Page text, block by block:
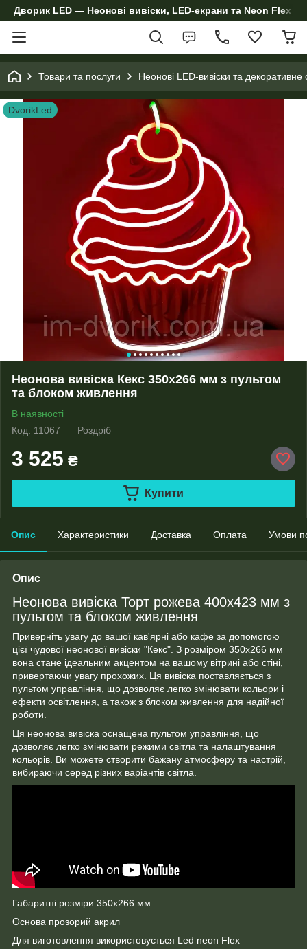
Дворик LED — Неонові вивіски, LED-екрани та Neon Flex
Товари та послуги Неонові LED-вивіски та декоративне
DvorikLed
Неонова вивіска Кекс 350x266 мм з пультом
та блоком живлення
В наявності
Код: 11067
Роздріб
3 525 ₴
Купити
Опис Характеристики Доставка Оплата Умови
Опис
Неонова вивіска Торт рожева 400x423 мм з
пультом та блоком живлення
Приверніть увагу до вашої кав'ярні або кафе за допомогою
цієї чудової неонової вивіски "Кекс". З розміром 350x266 мм
вона стане ідеальним акцентом на вашому вітрині або стіні,
привертаючи увагу прохожих. Ця вивіска поставляється з
пультом управління, що дозволяє легко змінювати кольори і
ефекти освітлення, а також з блоком живлення для надійної
роботи.
Ця неонова вивіска оснащена пультом управління, що
дозволяє легко змінювати режими світла та налаштування
кольорів. Ви можете створити бажану атмосферу та настрій,
вибираючи серед різних варіантів світла.
Габаритні розміри 350х266 мм
Основа прозорий акрил
Для виготовлення використовується Led neon Flex